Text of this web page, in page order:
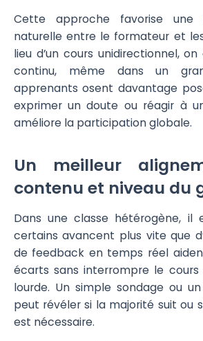
Cette approche favorise une
naturelle entre le formateur et
lieu d’un cours unidirectionnel,
continu, même dans un
apprenants osent davantage
exprimer un doute ou réagir à
améliore la participation globale.
Un meilleur
contenu et niveau du
Dans une classe hétérogène, il
certains avancent plus vite que
de feedback en temps réel
écarts sans interrompre le
lourde. Un simple sondage ou
peut révéler si la majorité suit ou
est nécessaire.